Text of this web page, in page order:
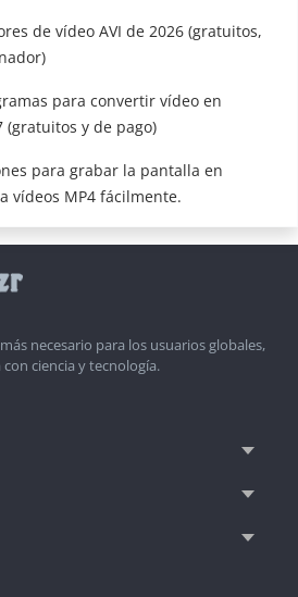
de vídeo AVI de 2026 (gratuitos,
para convertir vídeo en
(gratuitos y de pago)
para grabar la pantalla en
vídeos MP4 fácilmente.
necesario para los usuarios globales,
ciencia y tecnología.